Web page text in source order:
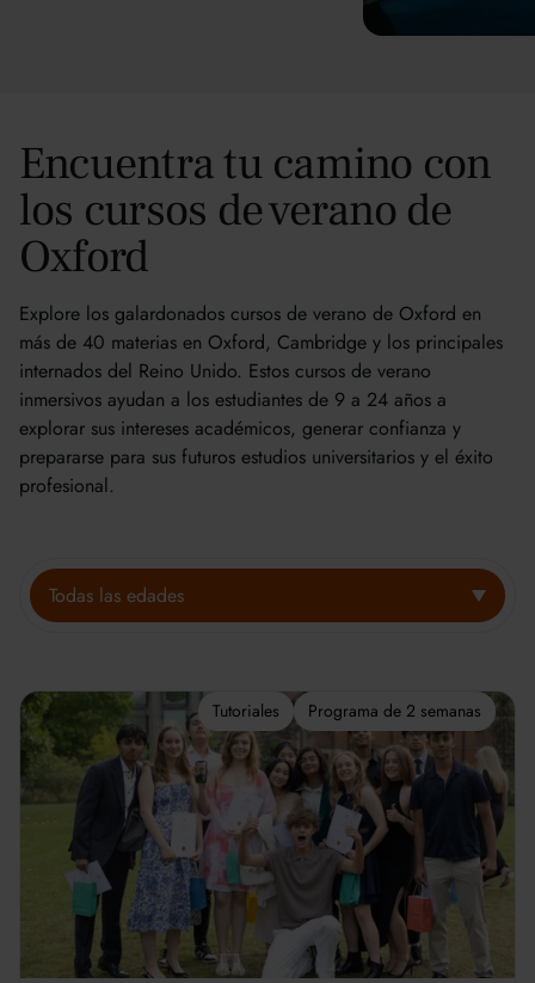
Encuentra tu camino con
los cursos de verano de
Oxford
Explore los galardonados cursos de verano de Oxford en
más de 40 materias en Oxford, Cambridge y los principales
internados del Reino Unido. Estos cursos de verano
inmersivos ayudan a los estudiantes de 9 a 24 años a
explorar sus intereses académicos, generar confianza y
prepararse para sus futuros estudios universitarios y el éxito
profesional.
Todas las edades
Tutoriales Programa de 2 semanas